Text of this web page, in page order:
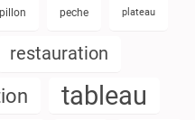
peche plateau
restauration
tableau